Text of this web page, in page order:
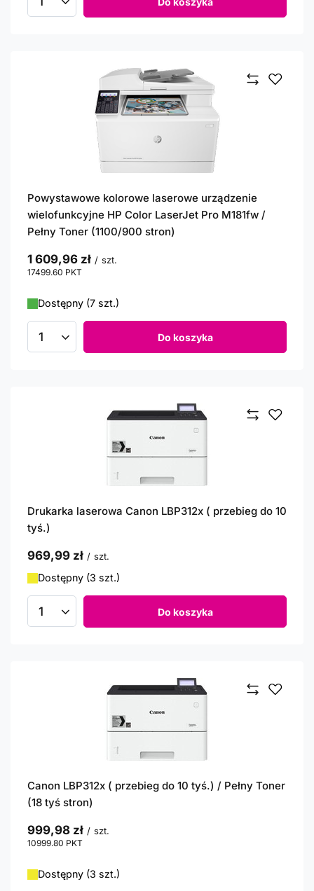
Ilość produktów
Powystawowe kolorowe laserowe urządzenie
wielofunkcyjne HP Color LaserJet Pro M181fw /
Pełny Toner (1100/900 stron)
1 609,96 zł / szt.
17499.60 PKT
Dostępny (7 szt.)
Ilość produktów Do koszyka
Drukarka laserowa Canon LBP312x ( przebieg do 10
tyś.)
969,99 zł / szt.
Dostępny (3 szt.)
Ilość produktów Do koszyka
Canon LBP312x ( przebieg do 10 tyś.) / Pełny Toner
(18 tyś stron)
999,98 zł / szt.
10999.80 PKT
Dostępny (3 szt.)